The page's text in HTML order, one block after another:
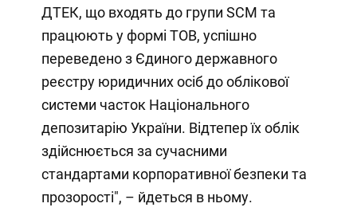
ДТЕК, що входять до групи SCM та
працюють у формі ТОВ, успішно
переведено з Єдиного державного
реєстру юридичних осіб до облікової
системи часток Національного
депозитарію України. Відтепер їх облік
здійснюється за сучасними
стандартами корпоративної безпеки та
прозорості", – йдеться в ньому.